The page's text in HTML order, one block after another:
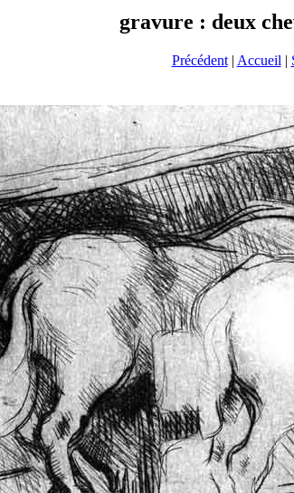
gravure : deux
Précédent| Accueil |